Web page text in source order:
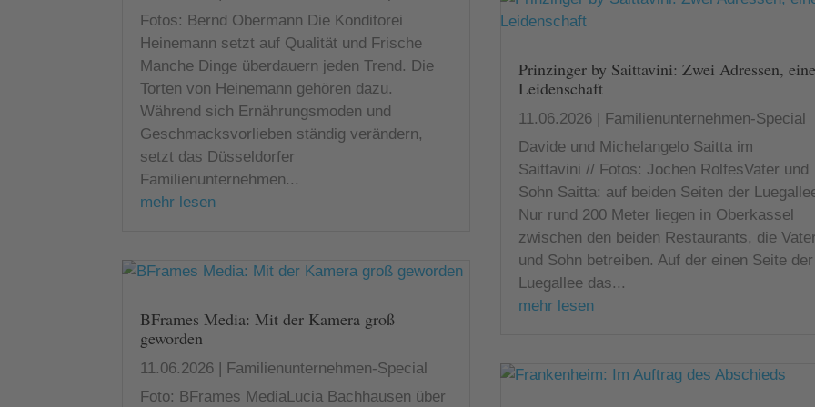
Fotos: Bernd Obermann Die Konditorei
Heinemann setzt auf Qualität und Frische
Manche Dinge überdauern jeden Trend. Die
Torten von Heinemann gehören dazu.
Während sich Ernährungsmoden und
Geschmacksvorlieben ständig verändern,
setzt das Düsseldorfer
Familienunternehmen...
mehr lesen
BFrames Media: Mit der Kamera groß
geworden
11.06.2026 | Familienunternehmen-Special
Foto: BFrames MediaLucia Bachhausen über
Prinzinger by Saittavini: Zwei Adressen, eine
Leidenschaft
11.06.2026|
Familienunternehmen-Special
Davide und Michelangelo Saitta im
Saittavini // Fotos: Jochen RolfesVater und
Sohn Saitta: auf beiden Seiten der
Nur rund 200 Meter liegen in Oberkassel
zwischen den beiden Restaurants, die Vater
und Sohn betreiben. Auf der einen Seite der
Luegallee das...
mehr lesen